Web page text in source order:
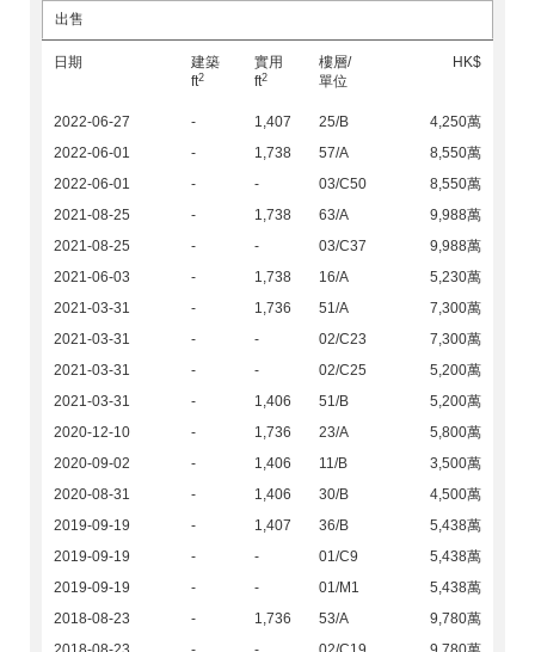
出售
日期
建築
ft2
實用
ft2
樓層/
單位
HK$
2022-06-27 - 1,407 25/B
4,250萬
2022-06-01
- 1,738 57/A
8,550萬
2022-06-01
- - 03/C50
8,550萬
2021-08-25
- 1,738 63/A
9,988萬
2021-08-25
- - 03/C37
9,988萬
2021-06-03
- 1,738 16/A
5,230萬
2021-03-31
- 1,736 51/A
7,300萬
2021-03-31
- - 02/C23
7,300萬
2021-03-31
- - 02/C25
5,200萬
2021-03-31
- 1,406 51/B
5,200萬
2020-12-10
- 1,736 23/A
5,800萬
2020-09-02
- 1,406 11/B
3,500萬
2020-08-31
- 1,406 30/B
4,500萬
2019-09-19
- 1,407 36/B
5,438萬
2019-09-19
- - 01/C9
5,438萬
2019-09-19
- - 01/M1
5,438萬
2018-08-23
- 1,736 53/A
9,780萬